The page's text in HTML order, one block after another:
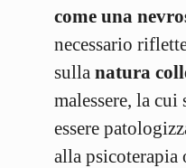
come una
necessario
sulla natura
malessere, la
essere
alla psicoterapia